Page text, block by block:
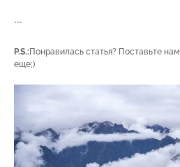
***
P.S.:Понравилась статья? Поставьте
еще;)